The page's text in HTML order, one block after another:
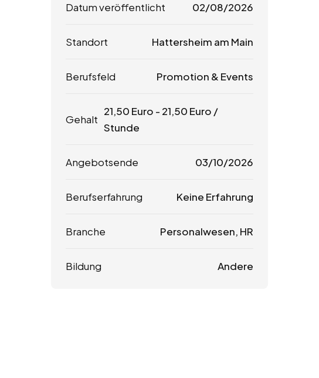
Datum veröffentlicht 02/08/2026
Standort Hattersheim am Main
Berufsfeld Promotion & Events
Gehalt
21,50 Euro - 21,50 Euro /
Stunde
Angebotsende 03/10/2026
Berufserfahrung Keine Erfahrung
Branche Personalwesen, HR
Bildung Andere